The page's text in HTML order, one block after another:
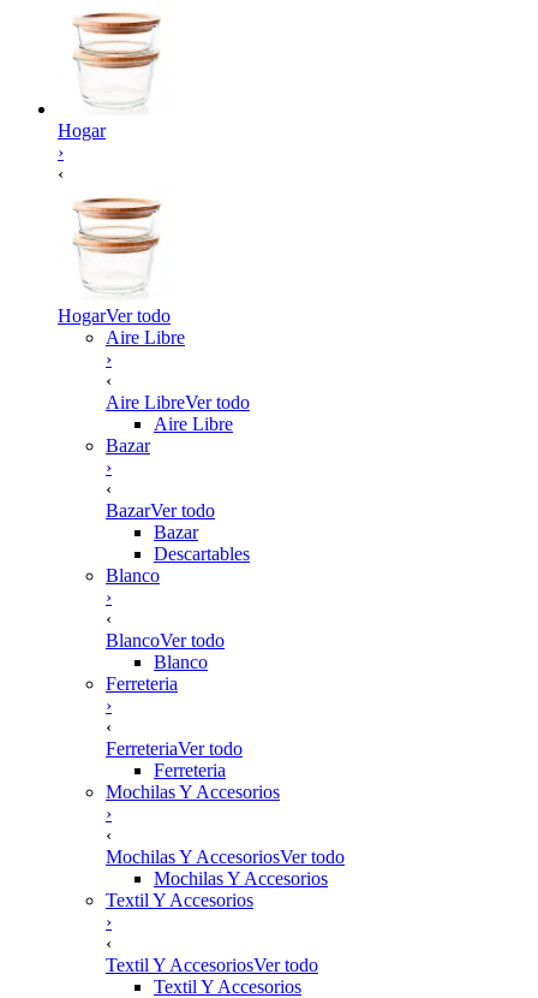
Hogar
›
‹
HogarVer todo
Aire Libre
›
‹
Aire LibreVer todo
Aire Libre
Bazar
›
‹
BazarVer todo
Bazar
Descartables
Blanco
›
‹
BlancoVer todo
Blanco
Ferreteria
›
‹
FerreteriaVer todo
Ferreteria
Mochilas Y Accesorios
›
‹
Mochilas Y AccesoriosVer todo
Mochilas Y Accesorios
Textil Y Accesorios
›
‹
Textil Y AccesoriosVer todo
Textil Y Accesorios